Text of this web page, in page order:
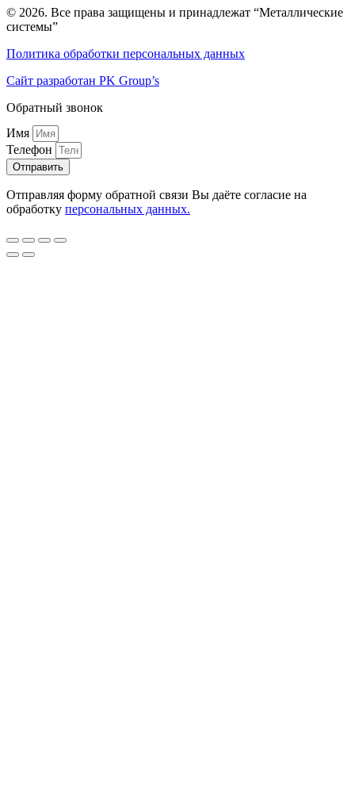
© 2026. Все права защищены и принадлежат “Металлические
системы”
Политика обработки персональных данных
Сайт разработан PK Group’s
Обратный звонок
Имя
Телефон
Отправить
Отправляя форму обратной связи Вы даёте согласие на
обработку персональных данных.